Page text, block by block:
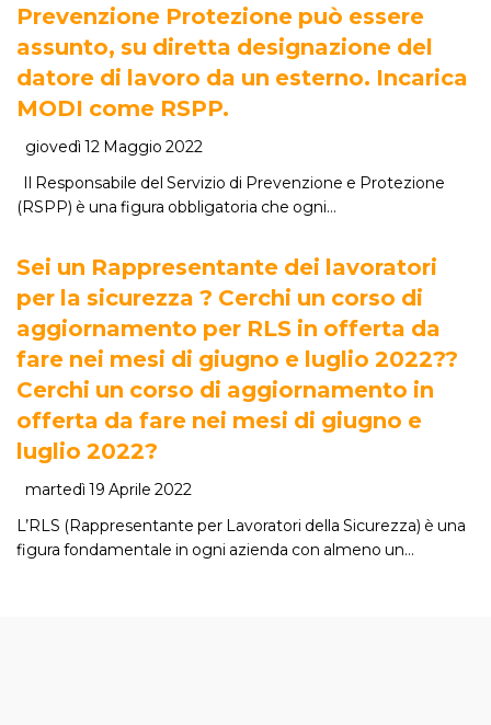
Prevenzione Protezione può essere
assunto, su diretta designazione del
datore di lavoro da un esterno. Incarica
MODI come RSPP.
giovedì 12 Maggio 2022
Il Responsabile del Servizio di Prevenzione e Protezione
(RSPP) è una figura obbligatoria che ogni…
Sei un Rappresentante dei lavoratori
per la sicurezza ? Cerchi un corso di
aggiornamento per RLS in offerta da
fare nei mesi di giugno e luglio 2022??
Cerchi un corso di aggiornamento in
offerta da fare nei mesi di giugno e
luglio 2022?
martedì 19 Aprile 2022
L’RLS (Rappresentante per Lavoratori della Sicurezza) è una
figura fondamentale in ogni azienda con almeno un…